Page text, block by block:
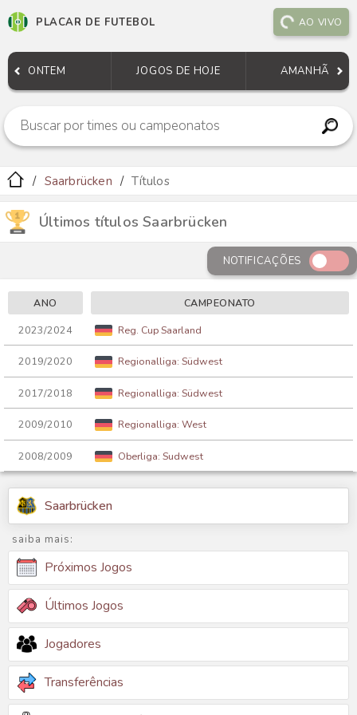
PLACAR DE FUTEBOL AO VIVO
ONTEM JOGOS DE HOJE AMANHÃ
Saarbrücken Títulos
Últimos títulos Saarbrücken
NOTIFICAÇÕES
ANO
CAMPEONATO
2023/2024
Reg. Cup Saarland
2019/2020 Regionalliga: Südwest
2017/2018 Regionalliga: Südwest
2009/2010 Regionalliga: West
2008/2009 Oberliga: Sudwest
Saarbrücken
saiba mais:
Próximos Jogos
Últimos Jogos
Jogadores
Transferências